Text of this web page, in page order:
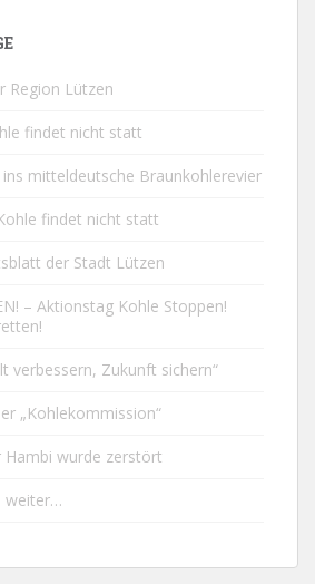
Region Lützen
findet nicht statt
mitteldeutsche Braunkohlerevier
findet nicht statt
der Stadt Lützen
– Aktionstag Kohle Stoppen!
verbessern, Zukunft sichern“
„Kohlekommission“
Hambi wurde zerstört
weiter…